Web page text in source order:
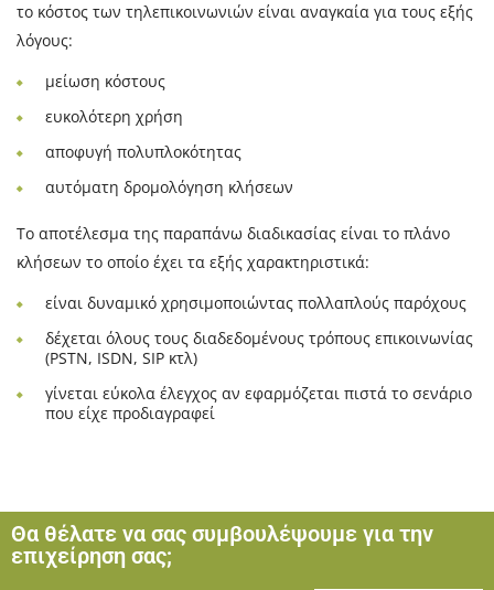
το κόστος των τηλεπικοινωνιών είναι αναγκαία για τους εξής
λόγους:
μείωση κόστους
ευκολότερη χρήση
αποφυγή πολυπλοκότητας
αυτόματη δρομολόγηση κλήσεων
Το αποτέλεσμα της παραπάνω διαδικασίας είναι το πλάνο
κλήσεων το οποίο έχει τα εξής χαρακτηριστικά:
είναι δυναμικό χρησιμοποιώντας πολλαπλούς παρόχους
δέχεται όλους τους διαδεδομένους τρόπους επικοινωνίας
(PSTN, ISDN, SIP κτλ)
γίνεται εύκολα έλεγχος αν εφαρμόζεται πιστά το σενάριο
που είχε προδιαγραφεί
Θα θέλατε να σας συμβουλέψουμε για την
επιχείρηση σας;